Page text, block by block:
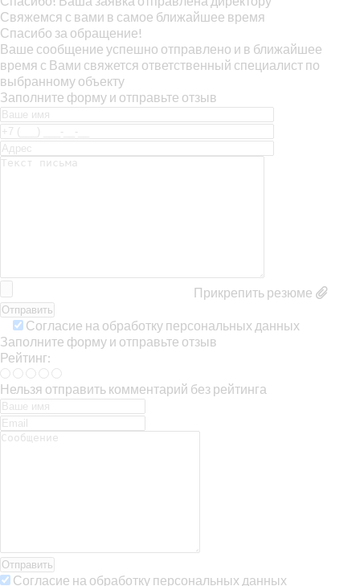
Свяжемся с вами в самое ближайшее время
Спасибо за обращение!
Ваше сообщение успешно отправлено и в ближайшее
время с Вами свяжется ответственный специалист по
выбранному объекту
Заполните форму и отправьте отзыв
Прикрепить резюме
Согласие на обработку персональных данных
Заполните форму и отправьте отзыв
Рейтинг:
Нельзя отправить комментарий без рейтинга
Отправить
Согласие на обработку персональных данных